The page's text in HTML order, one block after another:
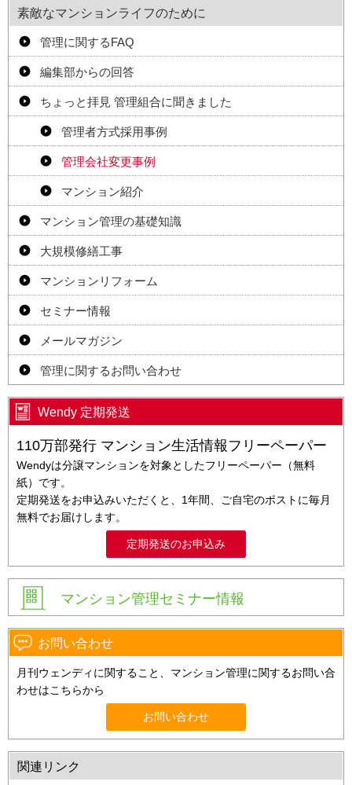
素敵なマンションライフのために
管理に関するFAQ
編集部からの回答
ちょっと拝見 管理組合に聞きました
管理者方式採用事例
管理会社変更事例
マンション紹介
マンション管理の基礎知識
大規模修繕工事
マンションリフォーム
セミナー情報
メールマガジン
管理に関するお問い合わせ
Wendy 定期発送
110万部発行 マンション生活情報フリーペーパー
Wendyは分譲マンションを対象としたフリーペーパー（無料
紙）です。
定期発送をお申込みいただくと、1年間、ご自宅のポストに毎月
無料でお届けします。
定期発送のお申込み
マンション管理セミナー情報
お問い合わせ
月刊ウェンディに関すること、マンション管理に関するお問い合
わせはこちらから
お問い合わせ
関連リンク